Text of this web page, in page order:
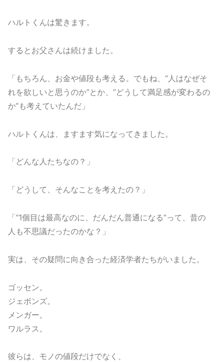
ハルトくんは驚きます。
するとお父さんは続けました。
「もちろん、お金や値段も考える。でもね、“人はなぜそ
れを欲しいと思うのか”とか、“どうして満足感が変わるの
か”も考えていたんだ」
ハルトくんは、ますます気になってきました。
「どんな人たちなの？」
「どうして、そんなことを考えたの？」
「“1個目は最高なのに、だんだん普通になる”って、昔の
人も不思議だったのかな？」
実は、その疑問に向き合った経済学者たちがいました。
ゴッセン。
ジェボンズ。
メンガー。
ワルラス。
彼らは、モノの値段だけでなく、